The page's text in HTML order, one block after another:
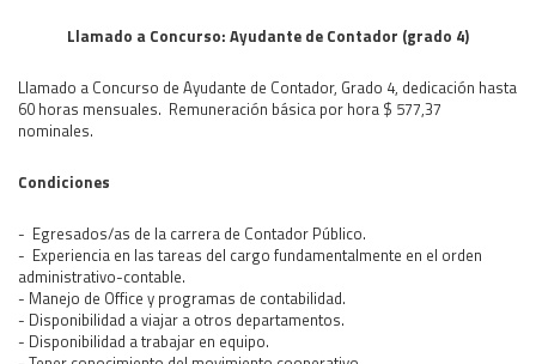
ENLACES
CONTACTO
Llamado a Concurso: Ayudante de Contador (grado 4)
Llamado a Concurso de Ayudante de Contador, Grado 4, dedicación hasta
60 horas mensuales. Remuneración básica por hora $ 577,37
nominales.
Condiciones
- Egresados/as de la carrera de Contador Público.
- Experiencia en las tareas del cargo fundamentalmente en el orden
administrativo-contable.
- Manejo de Office y programas de contabilidad.
- Disponibilidad a viajar a otros departamentos.
- Disponibilidad a trabajar en equipo.